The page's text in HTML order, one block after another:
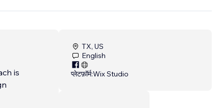
is
TX, US
English
प्लेटफ़ॉर्म:Wix Studio